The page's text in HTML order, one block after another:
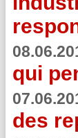
qui
des